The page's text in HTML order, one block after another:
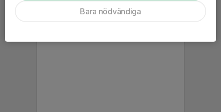
Bara nödvändiga